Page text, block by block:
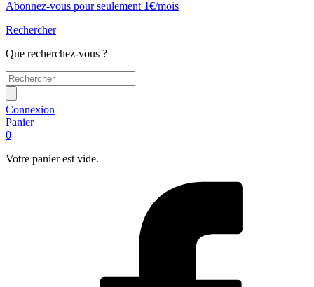
Abonnez-vous pour seulement 1€/mois
Rechercher
Que recherchez-vous ?
Connexion
Panier
0
Votre panier est vide.